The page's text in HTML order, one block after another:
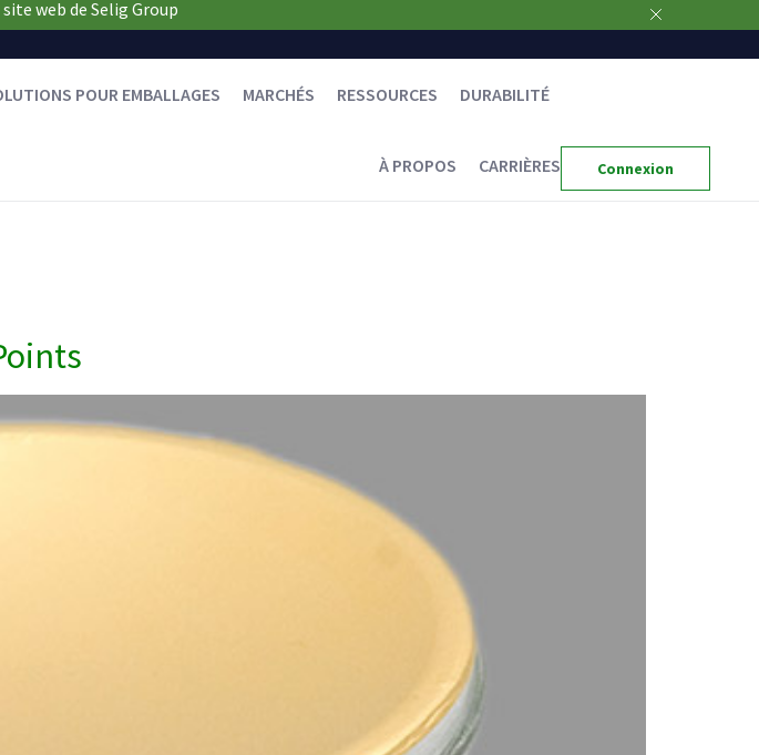
web de Selig Group
POUR EMBALLAGES MARCHÉS RESSOURCES DURABILITÉ
À PROPOS CARRIÈRES Connexion